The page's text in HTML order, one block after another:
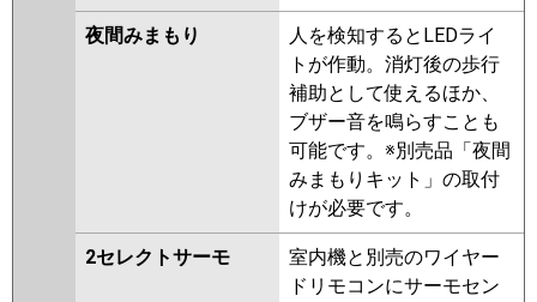
夜間みまもり
人を検知するとLEDライ
トが作動。消灯後の歩行
補助として使えるほか、
ブザー音を鳴らすことも
可能です。※別売品「夜間
みまもりキット」の取付
けが必要です。
2セレクトサーモ
室内機と別売のワイヤー
ドリモコンにサーモセン